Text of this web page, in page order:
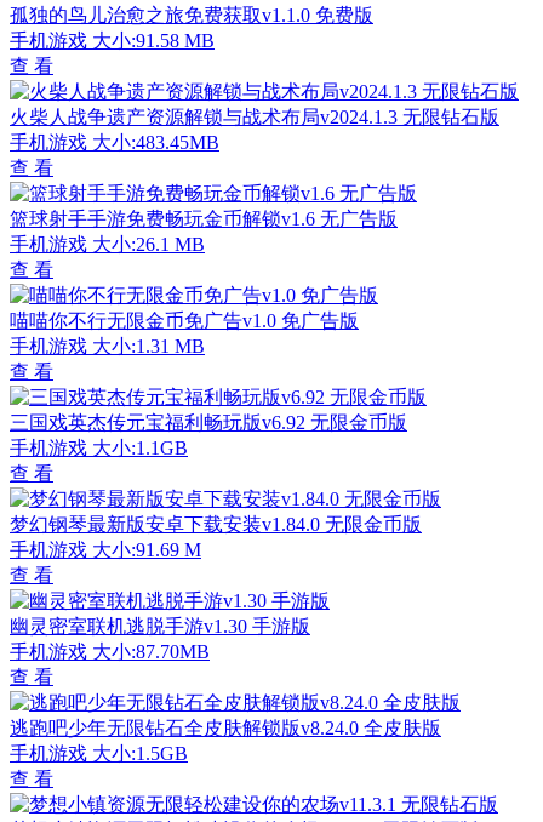
孤独的鸟儿治愈之旅免费获取v1.1.0 免费版
手机游戏 大小:91.58 MB
查 看
火柴人战争遗产资源解锁与战术布局v2024.1.3 无限钻石版
手机游戏 大小:483.45MB
查 看
篮球射手手游免费畅玩金币解锁v1.6 无广告版
手机游戏 大小:26.1 MB
查 看
喵喵你不行无限金币免广告v1.0 免广告版
手机游戏 大小:1.31 MB
查 看
三国戏英杰传元宝福利畅玩版v6.92 无限金币版
手机游戏 大小:1.1GB
查 看
梦幻钢琴最新版安卓下载安装v1.84.0 无限金币版
手机游戏 大小:91.69 M
查 看
幽灵密室联机逃脱手游v1.30 手游版
手机游戏 大小:87.70MB
查 看
逃跑吧少年无限钻石全皮肤解锁版v8.24.0 全皮肤版
手机游戏 大小:1.5GB
查 看